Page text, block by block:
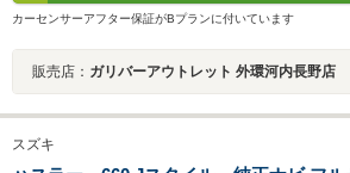
カーセンサーアフター保証がBプランに付いています
販売店： ガリバーアウトレット 外環河内長野店
スズキ